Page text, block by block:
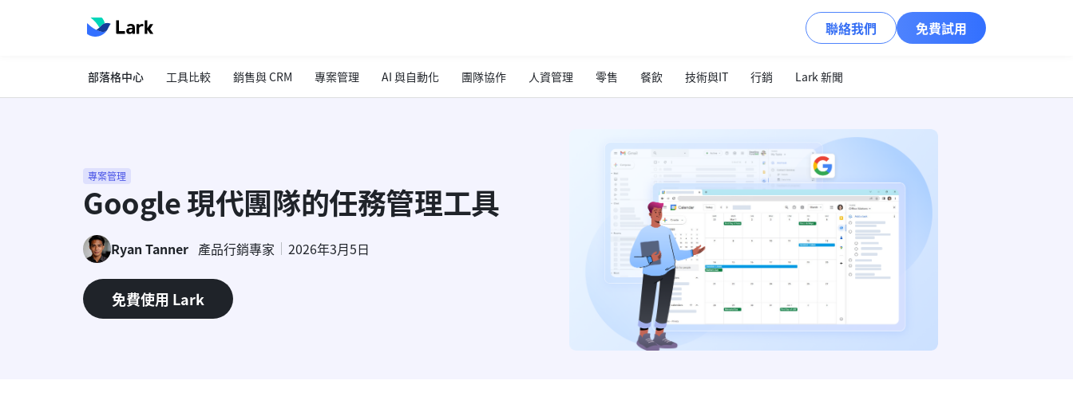
聯絡我們 免費試用
部落格中心 工具比較 銷售與 CRM 專案管理 AI 與自動化 團隊協作 人資管理 零售 餐飲 技術與IT 行銷 Lark 新聞
專案管理
Google 現代團隊的任務管理工具
Ryan Tanner 產品行銷專家 2026年3月5日
免費使用 Lark